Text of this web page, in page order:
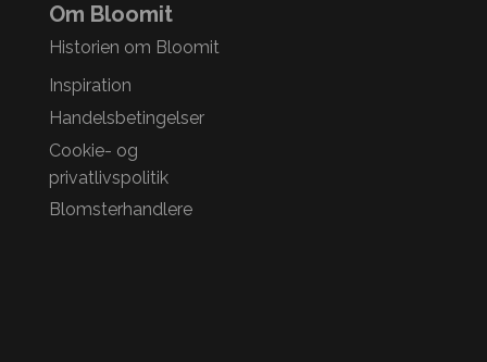
Om Bloomit
Historien om Bloomit
Inspiration
Handelsbetingelser
Cookie- og
privatlivspolitik
Blomsterhandlere